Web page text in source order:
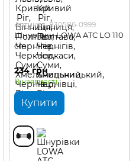
Артикул: 830586-0999
Шнурівки LOWA ATC LO 110
cm
234 грн
В наявності
Купити